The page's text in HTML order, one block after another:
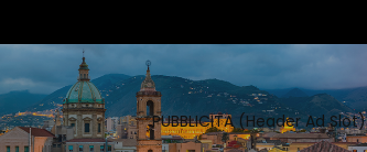
PUBBLICITA (Header Ad Slot)